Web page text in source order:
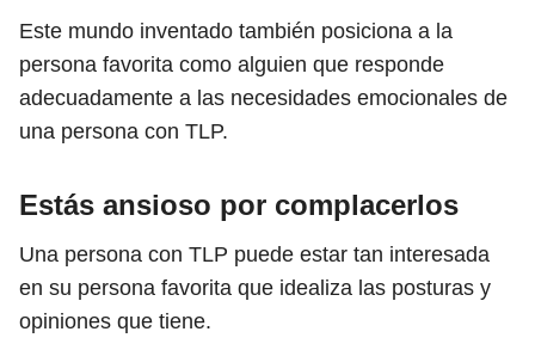
Este mundo inventado también posiciona a la
persona favorita como alguien que responde
adecuadamente a las necesidades emocionales de
una persona con TLP.
Estás ansioso por complacerlos
Una persona con TLP puede estar tan interesada
en su persona favorita que idealiza las posturas y
opiniones que tiene.